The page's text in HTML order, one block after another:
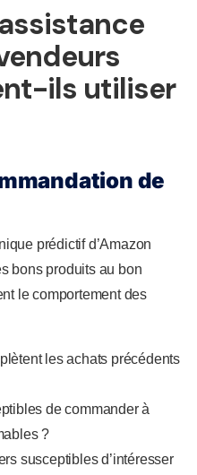
ils utiliser
de
prédictif d’Amazon
bons produits au bon
le comportement des
les achats précédents
de commander à
?
susceptibles d’intéresser